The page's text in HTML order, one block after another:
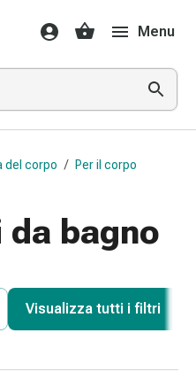
Menu
del corpo / Per il corpo
da bagno
Visualizza tutti i filtri